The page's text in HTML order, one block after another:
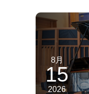
8月
15
2026